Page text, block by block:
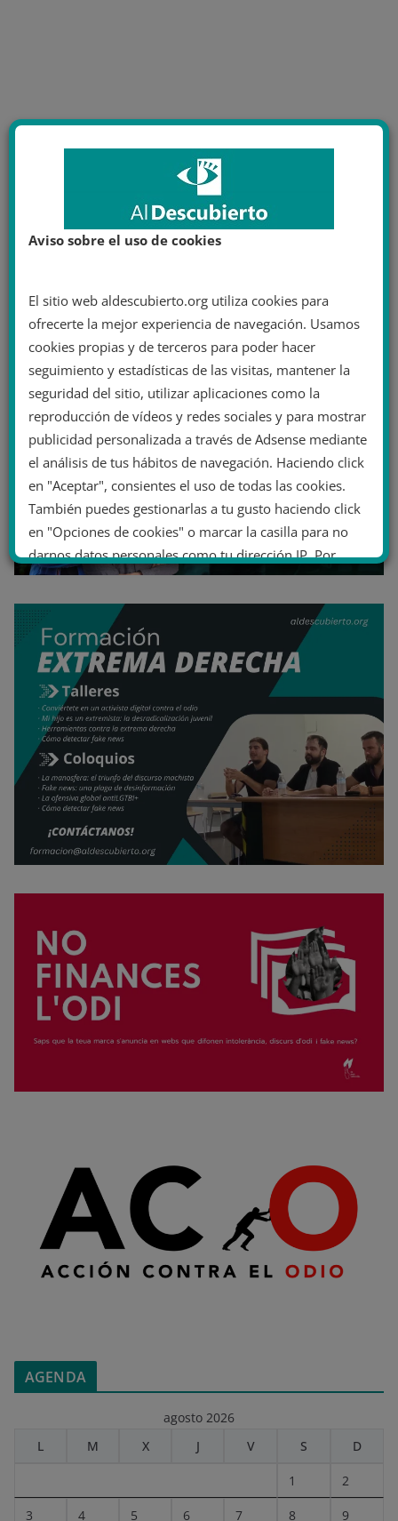
AGENDA
agosto 2026
L
M X J V S D
1 2
3 4 5 6 7 8 9
Aviso sobre el uso de cookies
El sitio web aldescubierto.org utiliza cookies para
ofrecerte la mejor experiencia de navegación. Usamos
cookies propias y de terceros para poder hacer
seguimiento y estadísticas de las visitas, mantener la
seguridad del sitio, utilizar aplicaciones como la
reproducción de vídeos y redes sociales y para mostrar
publicidad personalizada a través de Adsense mediante
el análisis de tus hábitos de navegación. Haciendo click
en "Aceptar", consientes el uso de todas las cookies.
También puedes gestionarlas a tu gusto haciendo click
en "Opciones de cookies" o marcar la casilla para no
darnos datos personales como tu dirección IP. Por
último, puedes leer nuestra Política de cookies.
No dar mi información personal
Opciones de cookies Aceptar cookies
Rechazar cookies Política de cookies